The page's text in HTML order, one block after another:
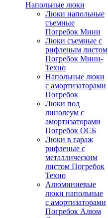
Напольные люки
Люки напольные
съемные
Погребок Мини
Люки съемные с
рифленым листом
Погребок Мини-
Техно
Напольные люки
с амортизаторами
Погребок
Люки под
линолеум с
амортизаторами
Погребок ОСБ
Люки в гараж
рифленые с
металлическим
листом Погребок
Техно
Алюминиевые
люки напольные
с амортизаторами
Погребок Алюм